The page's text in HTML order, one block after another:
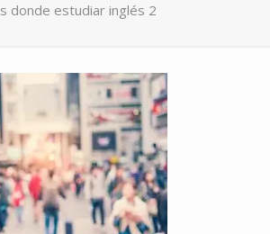
donde estudiar inglés 2